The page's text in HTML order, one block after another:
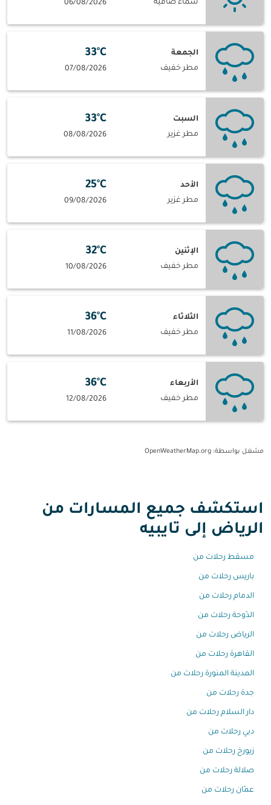
سماء صافية 06/08/2026
الجمعة
مطر خفيف
33°C
07/08/2026
السبت
مطر غزير
33°C
08/08/2026
الأحد
مطر غزير
25°C
09/08/2026
الإثنين
مطر خفيف
32°C
10/08/2026
الثلاثاء
مطر خفيف
36°C
11/08/2026
الأربعاء
مطر خفيف
36°C
12/08/2026
مشغل بواسطة: OpenWeatherMap.org
استكشف جميع المسارات من
الرياض إلى تايبيه
مسقط رحلات من
باريس رحلات من
الدمام رحلات من
الدّوحة رحلات من
الرياض رحلات من
القاهرة رحلات من
المدينة المنورة رحلات من
جدة رحلات من
دار السلام رحلات من
دبي رحلات من
زيورخ رحلات من
صلالة رحلات من
عمّان رحلات من